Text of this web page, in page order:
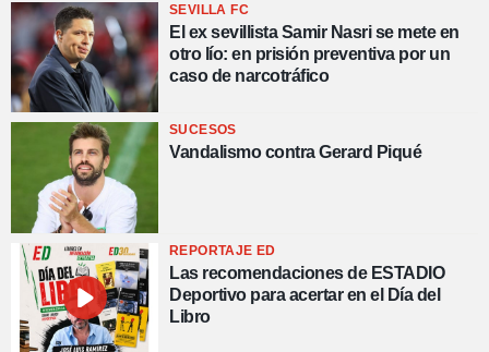
SEVILLA FC
El ex sevillista Samir Nasri se mete en
otro lío: en prisión preventiva por un
caso de narcotráfico
SUCESOS
Vandalismo contra Gerard Piqué
REPORTAJE ED
Las recomendaciones de ESTADIO
Deportivo para acertar en el Día del
Libro